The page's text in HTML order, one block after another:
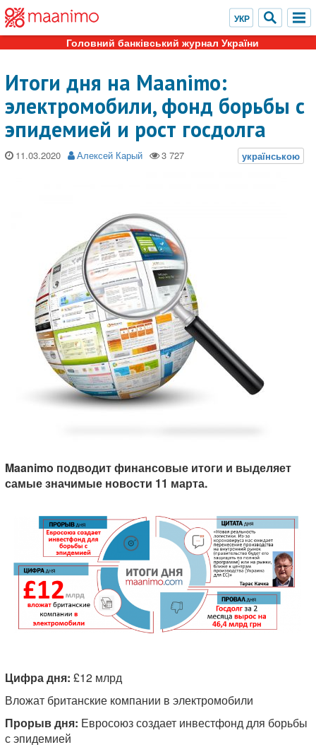
Головний банківський журнал України
Итоги дня на Maanimo:
электромобили, фонд борьбы с
эпидемией и рост госдолга
11.03.2020 Алексей Карый
Maanimo подводит финансовые итоги и выделяет
самые значимые новости 11 марта.
Цифра дня: £12 млрд
Вложат британские компании в электромобили
Прорыв дня: Евросоюз создает инвестфонд для борьбы
с эпидемией